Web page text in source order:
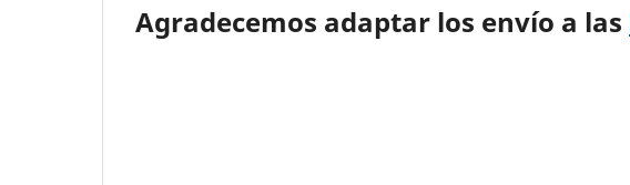
Agradecemos adaptar los envío a las